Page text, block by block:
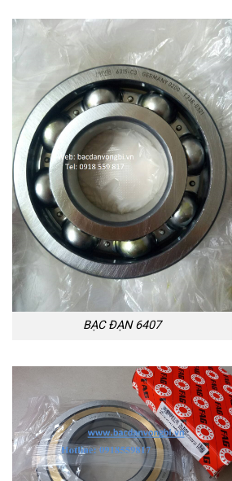
BẠC ĐẠN 6407